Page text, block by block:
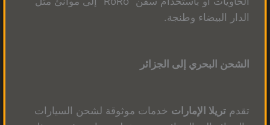
الدار البيضاء وطنجة.
الشحن البحري إلى الجزائر
تقدمتريلا الإمارات خدمات موثوقة لشحن السيارات